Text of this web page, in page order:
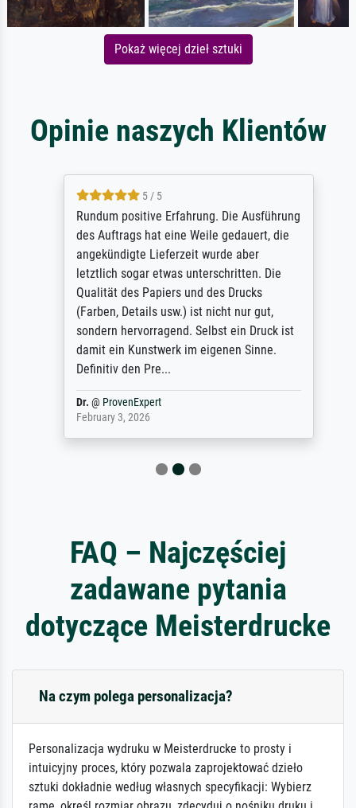
Pokaż więcej dzieł sztuki
Opinie naszych Klientów
5 / 5
Rundum positive Erfahrung. Die Ausführung
des Auftrags hat eine Weile gedauert, die
angekündigte Lieferzeit wurde aber
letztlich sogar etwas unterschritten. Die
Qualität des Papiers und des Drucks
(Farben, Details usw.) ist nicht nur gut,
sondern hervorragend. Selbst ein Druck ist
damit ein Kunstwerk im eigenen Sinne.
Definitiv den Pre...
Dr.@ProvenExpert
February 3, 2026
FAQ – Najczęściej
zadawane pytania
dotyczące Meisterdrucke
Na czym polega personalizacja?
Personalizacja wydruku w Meisterdrucke to prosty i
intuicyjny proces, który pozwala zaprojektować dzieło
sztuki dokładnie według własnych specyfikacji: Wybierz